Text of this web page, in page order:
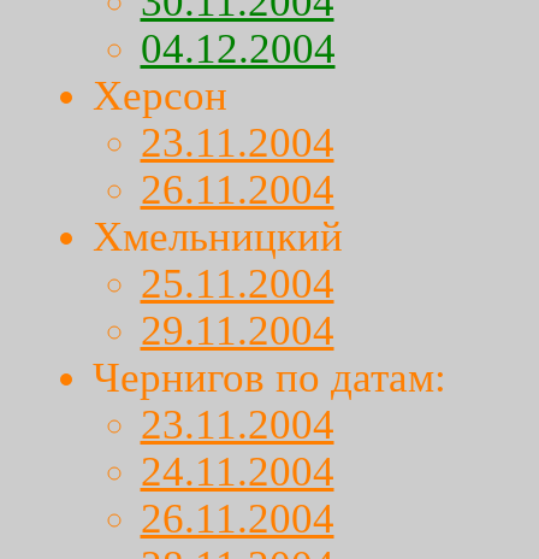
04.12.2004
Херсон
23.11.2004
26.11.2004
Хмельницкий
25.11.2004
29.11.2004
Чернигов по датам:
23.11.2004
24.11.2004
26.11.2004